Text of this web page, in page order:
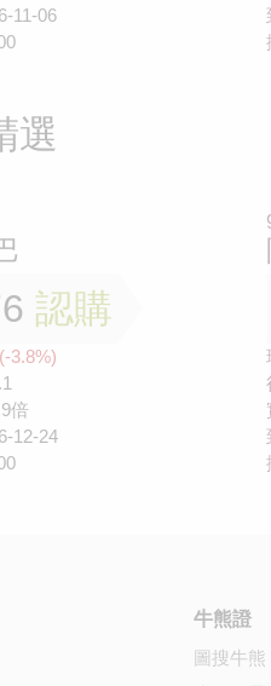
11-06
選
認購
(-3.8%)
倍
12-24
牛熊證
圖搜牛熊